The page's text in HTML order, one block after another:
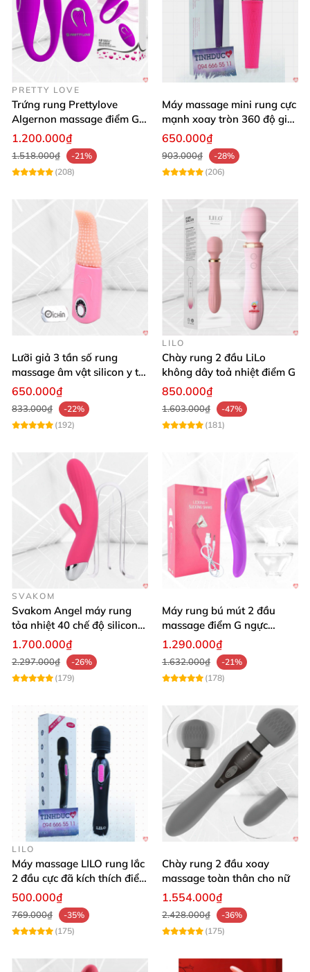
PRETTY LOVE
Trứng rung Prettylove
Algernon massage điểm G
12 chế độ
1.200.000₫
1.518.000₫
-21%
(208)
Máy massage mini rung cực
mạnh xoay tròn 360 độ giá
rẻ chất lượng
650.000₫
903.000₫
-28%
(206)
Lưỡi giả 3 tần số rung
massage âm vật silicon y tế
an toàn
650.000₫
833.000₫
-22%
(192)
LILO
Chày rung 2 đầu LiLo
không dây toả nhiệt điểm G
850.000₫
1.603.000₫
-47%
(181)
SVAKOM
Svakom Angel máy rung
tỏa nhiệt 40 chế độ silicon
mềm mịn
1.700.000₫
2.297.000₫
-26%
(179)
Máy rung bú mút 2 đầu
massage điểm G ngực
silicon y tế mềm mại
1.290.000₫
1.632.000₫
-21%
(178)
LILO
Máy massage LILO rung lắc
2 đầu cực đã kích thích điểm
G âm đạo
500.000₫
769.000₫
-35%
(175)
Chày rung 2 đầu xoay
massage toàn thân cho nữ
1.554.000₫
2.428.000₫
-36%
(175)